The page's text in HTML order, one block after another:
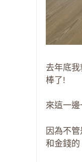
去年底
棒了!
來這一
因為不
和金錢